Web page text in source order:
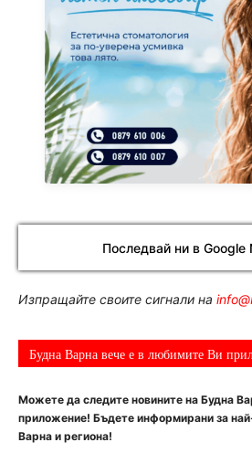
Последвай ни в Google
Изпращайте своите сигнали на
Будна Варна вече е в любимите Ви
Можете да следите новините на Будна
приложение! Бъдете информирани за
Варна и региона!